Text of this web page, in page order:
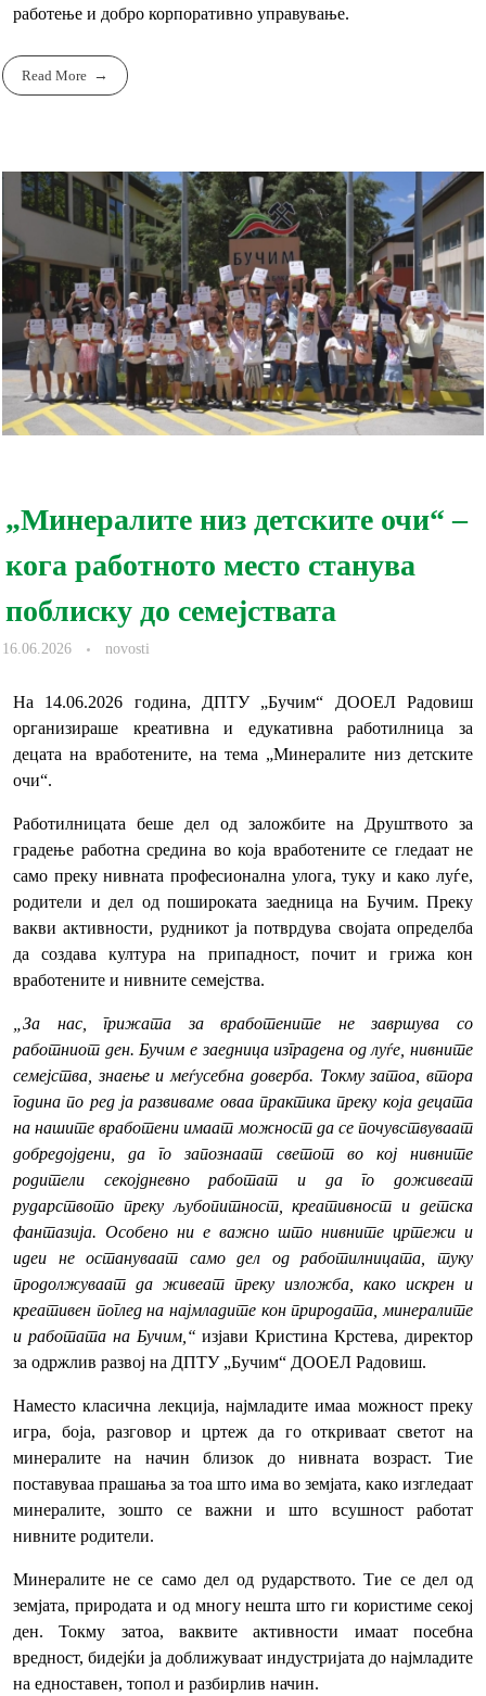
работење и добро корпоративно управување.
Read More
„Минералите низ детските очи“ –
кога работното место станува
поблиску до семејствата
16.06.2026 novosti
На 14.06.2026 година, ДПТУ „Бучим“ ДООЕЛ Радовиш
организираше креативна и едукативна работилница за
децата на вработените, на тема „Минералите низ детските
очи“.
Работилницата беше дел од заложбите на Друштвото за
градење работна средина во која вработените се гледаат не
само преку нивната професионална улога, туку и како луѓе,
родители и дел од пошироката заедница на Бучим. Преку
вакви активности, рудникот ја потврдува својата определба
да создава култура на припадност, почит и грижа кон
вработените и нивните семејства.
„За нас, грижата за вработените не завршува со
работниот ден. Бучим е заедница изградена од луѓе, нивните
семејства, знаење и меѓусебна доверба. Токму затоа, втора
година по ред ја развиваме оваа практика преку која децата
на нашите вработени имаат можност да се почувствуваат
добредојдени, да го запознаат светот во кој нивните
родители секојдневно работат и да го доживеат
рударството преку љубопитност, креативност и детска
фантазија. Особено ни е важно што нивните цртежи и
идеи не остануваат само дел од работилницата, туку
продолжуваат да живеат преку изложба, како искрен и
креативен поглед на најмладите кон природата, минералите
и работата на Бучим,“ изјави Кристина Крстева, директор
за одржлив развој на ДПТУ „Бучим“ ДООЕЛ Радовиш.
Наместо класична лекција, најмладите имаа можност преку
игра, боја, разговор и цртеж да го откриваат светот на
минералите на начин близок до нивната возраст. Тие
поставуваа прашања за тоа што има во земјата, како изгледаат
минералите, зошто се важни и што всушност работат
нивните родители.
Минералите не се само дел од рударството. Тие се дел од
земјата, природата и од многу нешта што ги користиме секој
ден. Токму затоа, ваквите активности имаат посебна
вредност, бидејќи ја доближуваат индустријата до најмладите
на едноставен, топол и разбирлив начин.